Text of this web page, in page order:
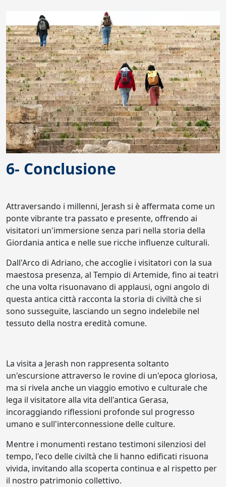
6- Conclusione
Attraversando i millenni, Jerash si è affermata come un
ponte vibrante tra passato e presente, offrendo ai
visitatori un'immersione senza pari nella storia della
Giordania antica e nelle sue ricche influenze culturali.
Dall'Arco di Adriano, che accoglie i visitatori con la sua
maestosa presenza, al Tempio di Artemide, fino ai teatri
che una volta risuonavano di applausi, ogni angolo di
questa antica città racconta la storia di civiltà che si
sono susseguite, lasciando un segno indelebile nel
tessuto della nostra eredità comune.
La visita a Jerash non rappresenta soltanto
un'escursione attraverso le rovine di un'epoca gloriosa,
ma si rivela anche un viaggio emotivo e culturale che
lega il visitatore alla vita dell'antica Gerasa,
incoraggiando riflessioni profonde sul progresso
umano e sull'interconnessione delle culture.
Mentre i monumenti restano testimoni silenziosi del
tempo, l'eco delle civiltà che li hanno edificati risuona
vivida, invitando alla scoperta continua e al rispetto per
il nostro patrimonio collettivo.